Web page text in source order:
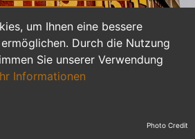
um Ihnen eine bessere
Durch die Nutzung
Sie unserer Verwendung
Informationen
und Nebenjobs
duale Ausbildung
Photo Credit